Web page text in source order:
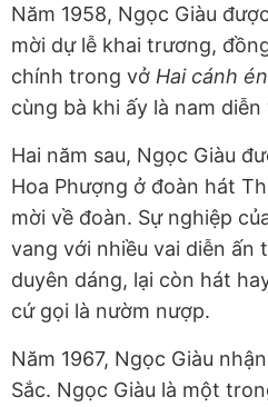
Năm 1958, Ngọc Giàu
mời dự lễ khai trương,
chính trong vở Hai cánh
cùng bà khi ấy là nam
Hai năm sau, Ngọc Giàu
Hoa Phượng ở đoàn hát
mời về đoàn. Sự nghiệp
vang với nhiều vai diễn ấn
duyên dáng, lại còn hát
cứ gọi là nườm nượp.
Năm 1967, Ngọc Giàu
Sắc. Ngọc Giàu là một